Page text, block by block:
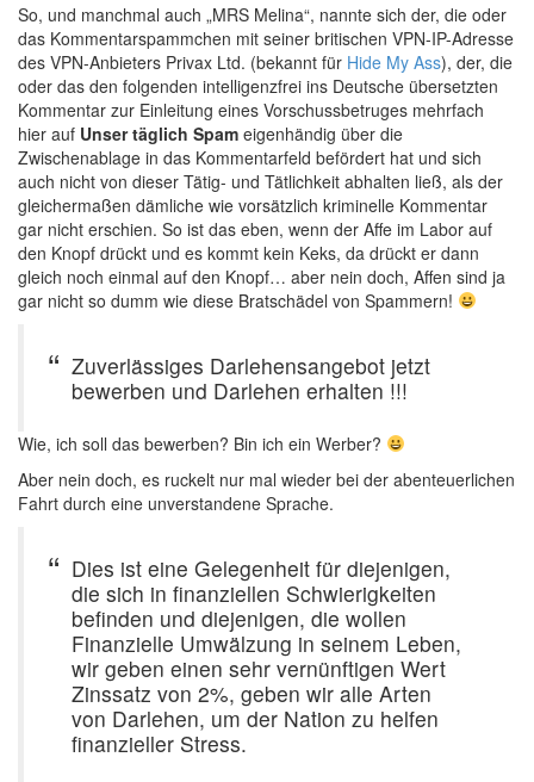
So, und manchmal auch „MRS Melina“, nannte sich der, die oder
das Kommentarspammchen mit seiner britischen VPN-IP-Adresse
des VPN-Anbieters Privax Ltd. (bekannt für Hide My Ass), der, die
oder das den folgenden intelligenzfrei ins Deutsche übersetzten
Kommentar zur Einleitung eines Vorschussbetruges mehrfach
hier auf Unser täglich Spam eigenhändig über die
Zwischenablage in das Kommentarfeld befördert hat und sich
auch nicht von dieser Tätig- und Tätlichkeit abhalten ließ, als der
gleichermaßen dämliche wie vorsätzlich kriminelle Kommentar
gar nicht erschien. So ist das eben, wenn der Affe im Labor auf
den Knopf drückt und es kommt kein Keks, da drückt er dann
gleich noch einmal auf den Knopf… aber nein doch, Affen sind ja
gar nicht so dumm wie diese Bratschädel von Spammern!
Zuverlässiges Darlehensangebot jetzt
bewerben und Darlehen erhalten !!!
Wie, ich soll das bewerben? Bin ich ein Werber?
Aber nein doch, es ruckelt nur mal wieder bei der abenteuerlichen
Fahrt durch eine unverstandene Sprache.
Dies ist eine Gelegenheit für diejenigen,
die sich in finanziellen Schwierigkeiten
befinden und diejenigen, die wollen
Finanzielle Umwälzung in seinem Leben,
wir geben einen sehr vernünftigen Wert
Zinssatz von 2%, geben wir alle Arten
von Darlehen, um der Nation zu helfen
finanzieller Stress.